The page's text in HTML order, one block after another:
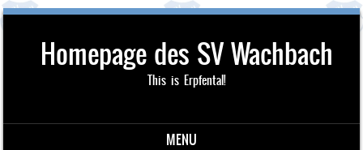
Homepage des SV Wachbach
This is Erpfental!
MENU